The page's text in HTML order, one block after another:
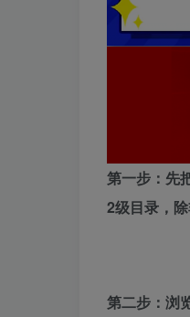
第一步：先
2级目录，
第二步：浏